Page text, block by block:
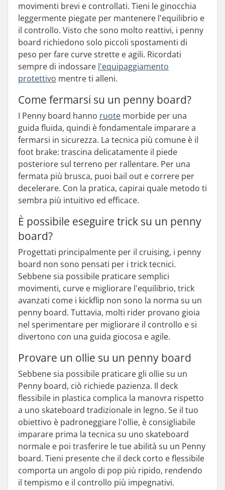
movimenti brevi e controllati. Tieni le ginocchia
leggermente piegate per mantenere l'equilibrio e
il controllo. Visto che sono molto reattivi, i penny
board richiedono solo piccoli spostamenti di
peso per fare curve strette e agili. Ricordati
sempre di indossare l'equipaggiamento
protettivo mentre ti alleni.
Come fermarsi su un penny board?
I Penny board hanno ruote morbide per una
guida fluida, quindi è fondamentale imparare a
fermarsi in sicurezza. La tecnica più comune è il
foot brake: trascina delicatamente il piede
posteriore sul terreno per rallentare. Per una
fermata più brusca, puoi bail out e correre per
decelerare. Con la pratica, capirai quale metodo ti
sembra più intuitivo ed efficace.
È possibile eseguire trick su un penny
board?
Progettati principalmente per il cruising, i penny
board non sono pensati per i trick tecnici.
Sebbene sia possibile praticare semplici
movimenti, curve e migliorare l'equilibrio, trick
avanzati come i kickflip non sono la norma su un
penny board. Tuttavia, molti rider provano gioia
nel sperimentare per migliorare il controllo e si
divertono con una guida giocosa e agile.
Provare un ollie su un penny board
Sebbene sia possibile praticare gli ollie su un
Penny board, ciò richiede pazienza. Il deck
flessibile in plastica complica la manovra rispetto
a uno skateboard tradizionale in legno. Se il tuo
obiettivo è padroneggiare l'ollie, è consigliabile
imparare prima la tecnica su uno skateboard
normale e poi trasferire le tue abilità su un Penny
board. Tieni presente che il deck corto e flessibile
comporta un angolo di pop più ripido, rendendo
il tempismo e il controllo più impegnativi.